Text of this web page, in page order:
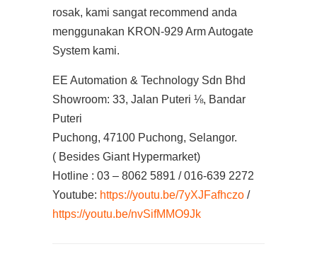
rosak, kami sangat recommend anda
menggunakan KRON-929 Arm Autogate
System kami.
EE Automation & Technology Sdn Bhd
Showroom: 33, Jalan Puteri ⅛, Bandar
Puteri
Puchong, 47100 Puchong, Selangor.
( Besides Giant Hypermarket)
Hotline : 03 – 8062 5891 / 016-639 2272
Youtube: https://youtu.be/7yXJFafhczo /
https://youtu.be/nvSifMMO9Jk